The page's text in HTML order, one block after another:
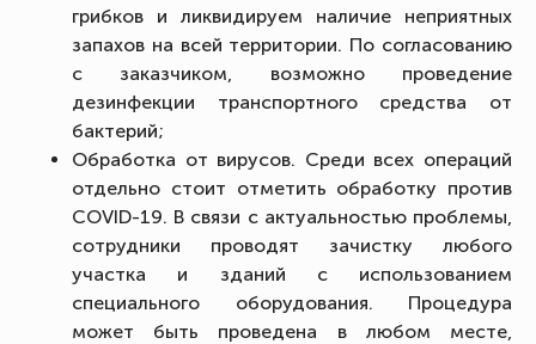
грибков и ликвидируем наличие неприятных
запахов на всей территории. По согласованию
с заказчиком, возможно проведение
дезинфекции транспортного средства от
бактерий;
Обработка от вирусов. Среди всех операций
отдельно стоит отметить обработку против
COVID-19. В связи с актуальностью проблемы,
сотрудники проводят зачистку любого
участка и зданий с использованием
специального оборудования. Процедура
может быть проведена в любом месте,